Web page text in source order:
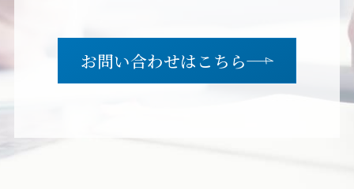
お問い合わせはこちら